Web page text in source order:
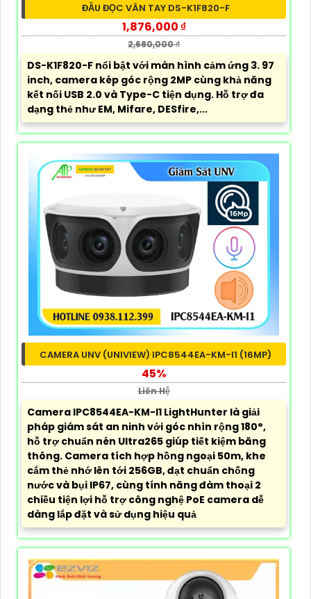
ĐẦU ĐỌC VÂN TAY DS-K1F820-F
1,876,000 ₫
2,680,000 ₫
DS-K1F820-F nổi bật với màn hình cảm ứng 3. 97
inch, camera kép góc rộng 2MP cùng khả năng
kết nối USB 2.0 và Type-C tiện dụng. Hỗ trợ đa
dạng thẻ như EM, Mifare, DESfire,...
CAMERA UNV (UNIVIEW) IPC8544EA-KM-I1 (16MP)
45%
Liên Hệ
Camera IPC8544EA-KM-I1 LightHunter là giải
pháp giám sát an ninh với góc nhìn rộng 180°,
hỗ trợ chuẩn nén Ultra265 giúp tiết kiệm băng
thông. Camera tích hợp hồng ngoại 50m, khe
cắm thẻ nhớ lên tới 256GB, đạt chuẩn chống
nước và bụi IP67, cùng tính năng đàm thoại 2
chiều tiện lợi hỗ trợ công nghệ PoE camera dễ
dàng lắp đặt và sử dụng hiệu quả